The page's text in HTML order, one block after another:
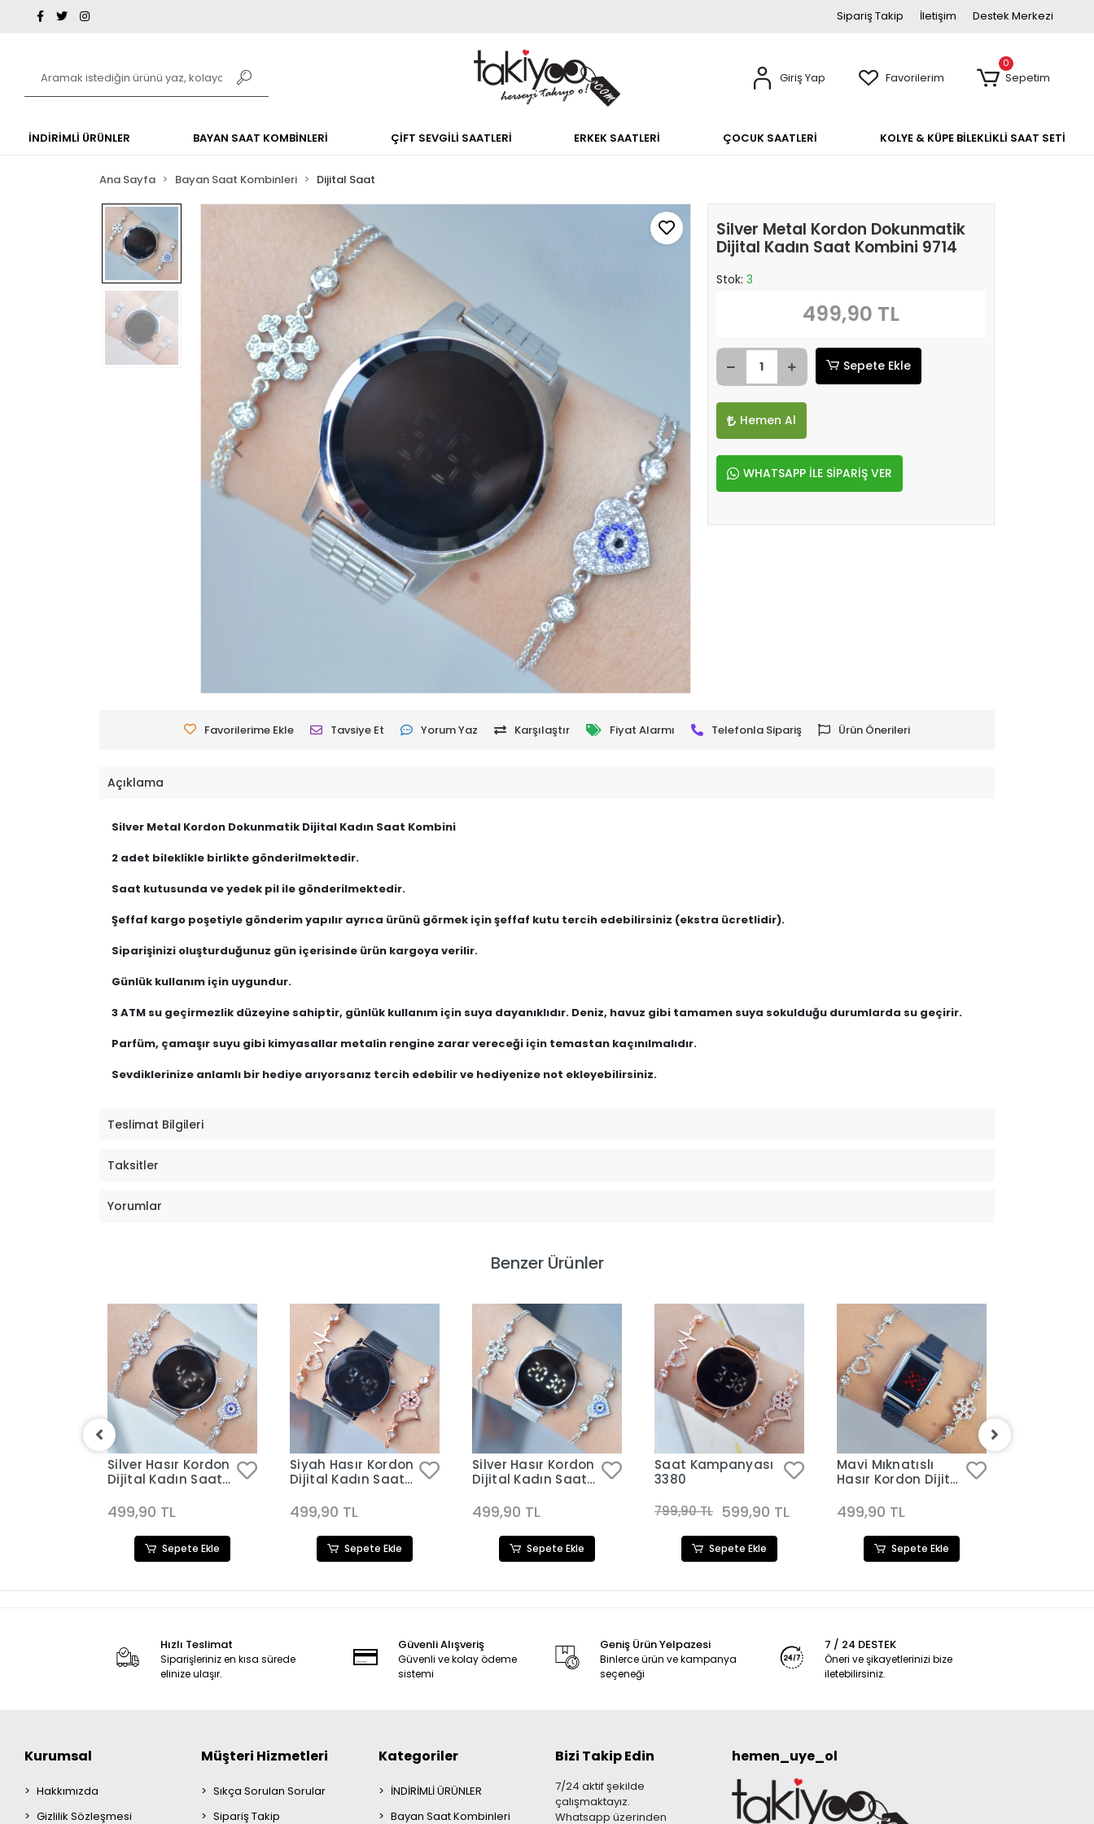
Sipariş Takip İletişim Destek Merkezi
Giriş Yap Favorilerim
0
Sepetim
İNDİRİMLİ ÜRÜNLER BAYAN SAAT KOMBİNLERİ ÇİFT SEVGİLİ SAATLERİ ERKEK SAATLERİ ÇOCUK SAATLERİ KOLYE & KÜPE BİLEKLİKLİ SAAT SETİ
Ana Sayfa Bayan Saat Kombinleri Dijital Saat
Silver Metal Kordon Dokunmatik
Dijital Kadın Saat Kombini 9714
Stok: 3
499,90 TL
Sepete Ekle
Hemen Al
WHATSAPP İLE SİPARİŞ VER
Favorilerime Ekle Tavsiye Et Yorum Yaz Karşılaştır Fiyat Alarmı Telefonla Sipariş Ürün Önerileri
Açıklama
Silver Metal Kordon Dokunmatik Dijital Kadın Saat Kombini
2 adet bileklikle birlikte gönderilmektedir.
Saat kutusunda ve yedek pil ile gönderilmektedir.
Şeffaf kargo poşetiyle gönderim yapılır ayrıca ürünü görmek için şeffaf kutu tercih edebilirsiniz (ekstra ücretlidir).
Siparişinizi oluşturduğunuz gün içerisinde ürün kargoya verilir.
Günlük kullanım için uygundur.
3 ATM su geçirmezlik düzeyine sahiptir, günlük kullanım için suya dayanıklıdır. Deniz, havuz gibi tamamen suya sokulduğu durumlarda su geçirir.
Parfüm, çamaşır suyu gibi kimyasallar metalin rengine zarar vereceği için temastan kaçınılmalıdır.
Sevdiklerinize anlamlı bir hediye arıyorsanız tercih edebilir ve hediyenize not ekleyebilirsiniz.
Teslimat Bilgileri
Taksitler
Yorumlar
Benzer Ürünler
Silver Hasır Kordon
Dijital Kadın Saat
499,90 TL
Sepete Ekle
Siyah Hasır Kordon
Dijital Kadın Saat
499,90 TL
Sepete Ekle
Silver Hasır Kordon
Dijital Kadın Saat
499,90 TL
Sepete Ekle
Saat Kampanyası
3380
799,90 TL 599,90 TL
Sepete Ekle
Mavi Mıknatıslı
Hasır Kordon Dijital
Kombini 3319
499,90 TL
Sepete Ekle
Hızlı Teslimat
Siparişleriniz en kısa sürede
elinize ulaşır.
Güvenli Alışveriş
Güvenli ve kolay ödeme
sistemi
Geniş Ürün Yelpazesi
Binlerce ürün ve kampanya
seçeneği
7 / 24 DESTEK
Öneri ve şikayetlerinizi bize
iletebilirsiniz.
Kurumsal
Hakkımızda
Gizlilik Sözleşmesi
Müşteri Hizmetleri
Sıkça Sorulan Sorular
Sipariş Takip
Kategoriler
İNDİRİMLİ ÜRÜNLER
Bayan Saat Kombinleri
Bizi Takip Edin
7/24 aktif şekilde
çalışmaktayız.
Whatsapp üzerinden
hemen_uye_ol